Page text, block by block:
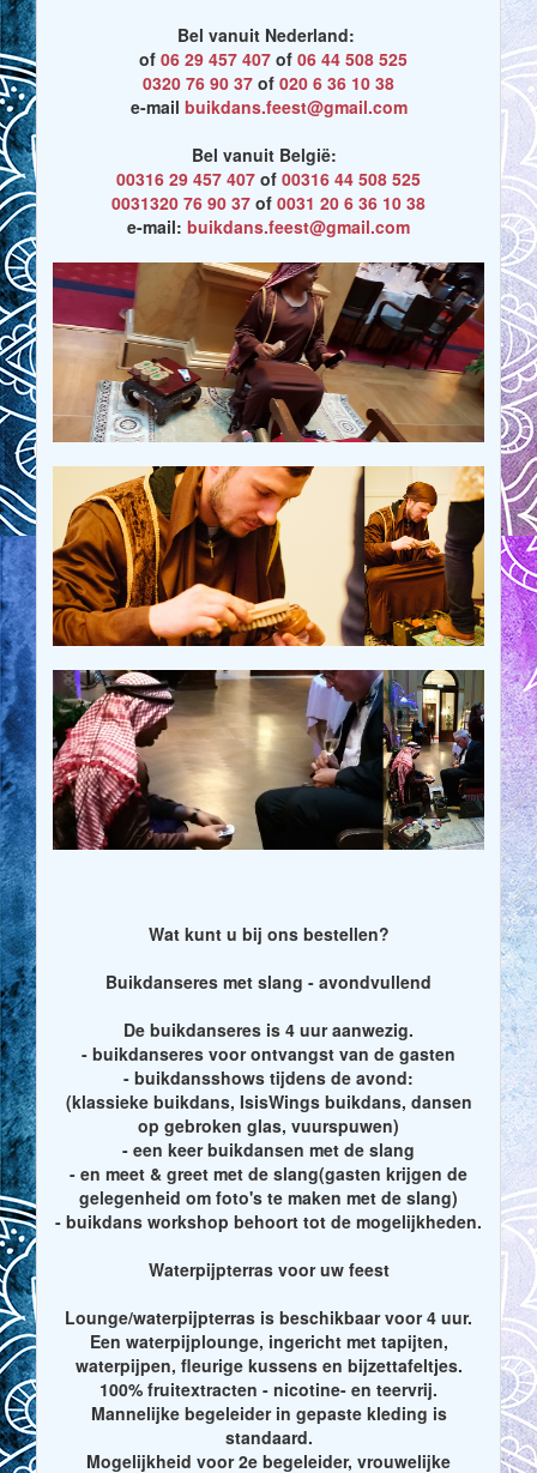
Bel vanuit Nederland:
of 06 29 457 407 of 06 44 508 525
0320 76 90 37 of 020 6 36 10 38
e-mail buikdans.feest@gmail.com
Bel vanuit België:
00316 29 457 407 of 00316 44 508 525
0031320 76 90 37 of 0031 20 6 36 10 38
e-mail: buikdans.feest@gmail.com
Wat kunt u bij ons bestellen?
Buikdanseres met slang - avondvullend
De buikdanseres is 4 uur aanwezig.
- buikdanseres voor ontvangst van de gasten
- buikdansshows tijdens de avond:
(klassieke buikdans, IsisWings buikdans, dansen
op gebroken glas, vuurspuwen)
- een keer buikdansen met de slang
- en meet & greet met de slang(gasten krijgen de
gelegenheid om foto's te maken met de slang)
- buikdans workshop behoort tot de mogelijkheden.
Waterpijpterras voor uw feest
Lounge/waterpijpterras is beschikbaar voor 4 uur.
Een waterpijplounge, ingericht met tapijten,
waterpijpen, fleurige kussens en bijzettafeltjes.
100% fruitextracten - nicotine- en teervrij.
Mannelijke begeleider in gepaste kleding is
standaard.
Mogelijkheid voor 2e begeleider, vrouwelijke